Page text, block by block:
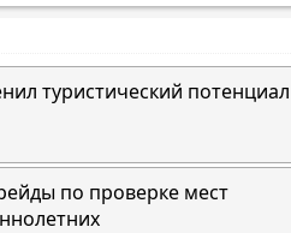
туристический потенциал
по проверке мест